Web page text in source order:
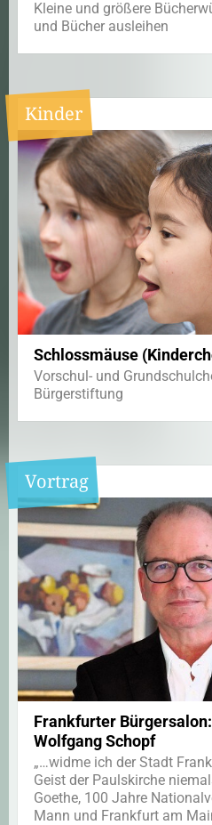
Kleine und größere
und Bücher ausleihen
Kinder
Schlossmäuse
Vorschul- und
Bürgerstiftung
Vortrag
Frankfurter
Wolfgang Schopf
„…widme ich der Stadt
Geist der Paulskirche
Goethe, 100 Jahre
Mann und Frankfurt am